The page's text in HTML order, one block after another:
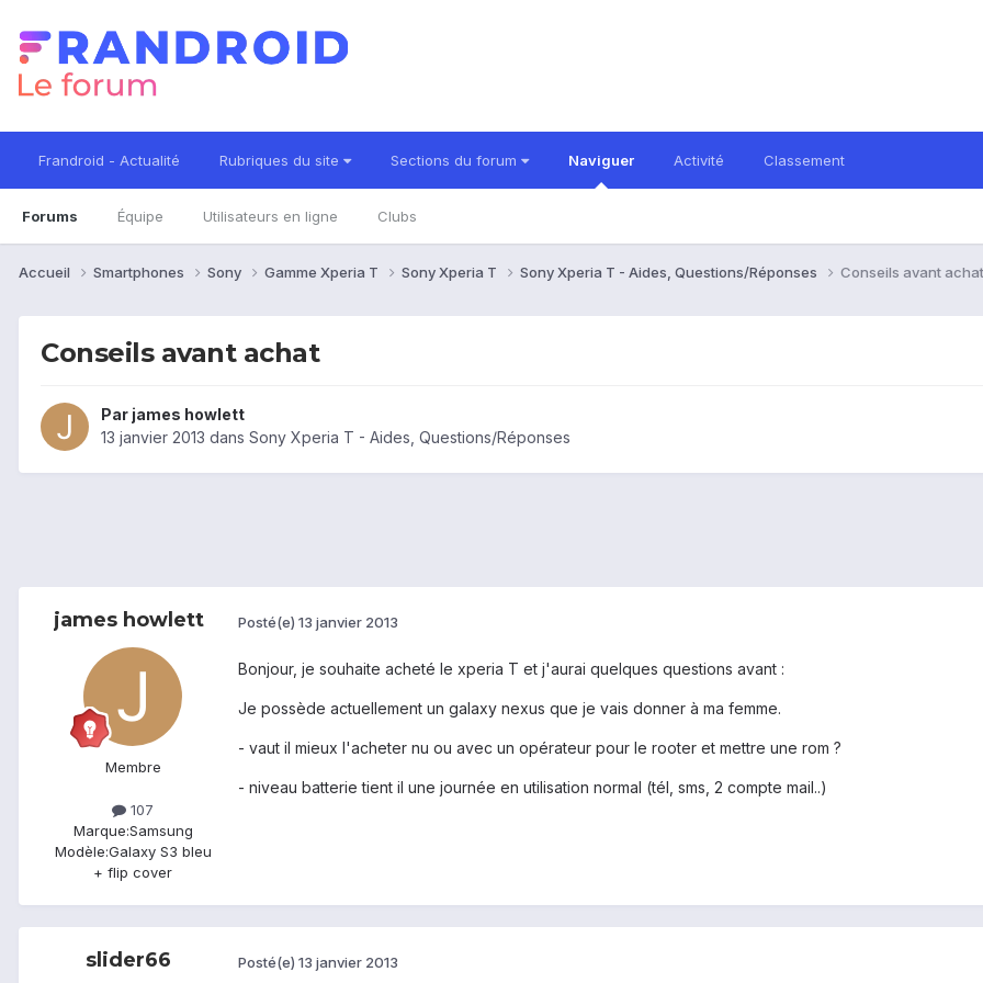
Frandroid - Actualité Rubriques du site Sections du forum Naviguer
Forums Équipe Utilisateurs en ligne Clubs
Activité Classement
Accueil Smartphones Sony Gamme Xperia T Sony Xperia T Sony Xperia T - Aides, Questions/Réponses Conseils avant achat
Conseils avant achat
Par james howlett
13 janvier 2013 dans Sony Xperia T - Aides, Questions/Réponses
james howlett
Membre
107
Marque:Samsung
Modèle:Galaxy S3 bleu
+ flip cover
Posté(e) 13 janvier 2013
Bonjour, je souhaite acheté le xperia T et j'aurai quelques questions avant :
Je possède actuellement un galaxy nexus que je vais donner à ma femme.
- vaut il mieux l'acheter nu ou avec un opérateur pour le rooter et mettre une rom ?
- niveau batterie tient il une journée en utilisation normal (tél, sms, 2 compte mail..)
slider66 Posté(e) 13 janvier 2013